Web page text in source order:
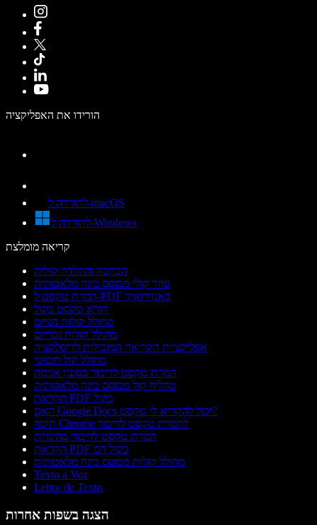
הורידו את האפליקציה
להורדה ל-macOS
להורדה ל-Windows
קריאה מומלצת
הכתבה והקלדה קולית
עוזר קולי מבוסס בינה מלאכותית
המרת טקסט ל-PDF באנדרואיד
קורא טקסט בקול
מחולל קולות נשיים
מחולל קולות גבריים
אפליקציות הקריאה המובילות לדיסלקציה
מחולל קול רובוטי
המרת טקסט לדיבור בסגנון אנימה
מחליף קול מבוסס בינה מלאכותית
הקראת PDF בקול
האם Google Docs יכול להקריא לי טקסט?
תוסף Chrome להמרת טקסט לדיבור
המרת טקסט לדיבור בהינדית
הקראת PDF בקול רם
מחולל קולות מבוסס בינה מלאכותית
Texto a Voz
Leitor de Texto
הצגה בשפות אחרות